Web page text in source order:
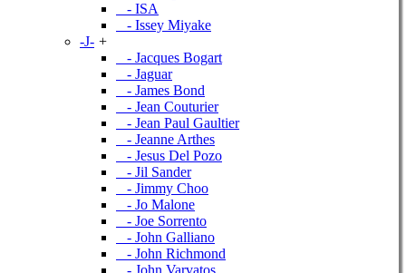
- ISA
- Issey Miyake
-J- +
- Jacques Bogart
- Jaguar
- James Bond
- Jean Couturier
- Jean Paul Gaultier
- Jeanne Arthes
- Jesus Del Pozo
- Jil Sander
- Jimmy Choo
- Jo Malone
- Joe Sorrento
- John Galliano
- John Richmond
- John Varvatos